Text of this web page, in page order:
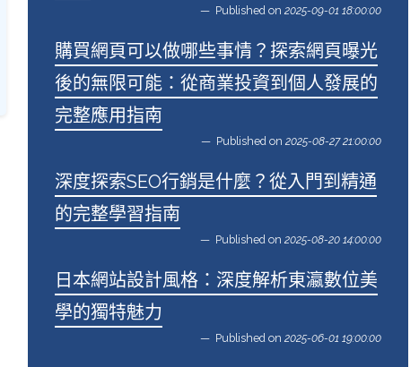
Published on 2025-09-01 18:00:00
購買網頁可以做哪些事情？探索網頁曝光
後的無限可能：從商業投資到個人發展的
完整應用指南
Published on 2025-08-27 21:00:00
深度探索SEO行銷是什麼？從入門到精通
的完整學習指南
Published on 2025-08-20 14:00:00
日本網站設計風格：深度解析東瀛數位美
學的獨特魅力
Published on 2025-06-01 19:00:00